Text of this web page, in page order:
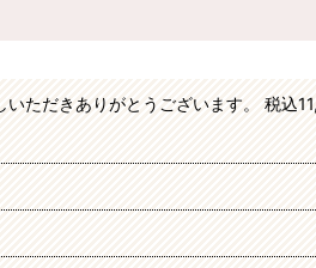
ただきありがとうございます。 税込